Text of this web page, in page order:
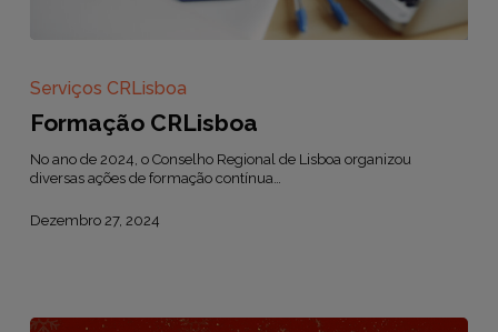
Serviços CRLisboa
Formação CRLisboa
No ano de 2024, o Conselho Regional de Lisboa organizou
diversas ações de formação contínua…
Dezembro 27, 2024